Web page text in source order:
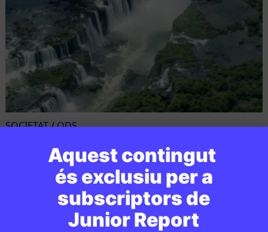
Aquest contingut
és exclusiu per a
subscriptors de
Junior Report
SOCIETAT/ODS
Quines són les Set Meravelles
Naturals del Món?
GEMMA CASTANYER 5 D'AGOST DE 2026 · 6:00
CICLE SUPERIOR DE PRIMÀRIA 1R CICLE ESO
2N CICLE ESO